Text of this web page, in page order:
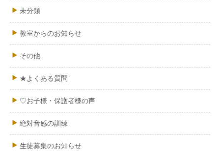
未分類
教室からのお知らせ
その他
★よくある質問
♡お子様・保護者様の声
絶対音感の訓練
生徒募集のお知らせ